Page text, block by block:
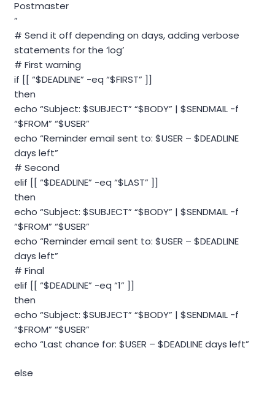
Postmaster
”
# Send it off depending on days, adding verbose
statements for the ‘log’
# First warning
if [[ “$DEADLINE” -eq “$FIRST” ]]
then
echo “Subject: $SUBJECT” “$BODY” | $SENDMAIL -f
“$FROM” “$USER”
echo “Reminder email sent to: $USER – $DEADLINE
days left”
# Second
elif [[ “$DEADLINE” -eq “$LAST” ]]
then
echo “Subject: $SUBJECT” “$BODY” | $SENDMAIL -f
“$FROM” “$USER”
echo “Reminder email sent to: $USER – $DEADLINE
days left”
# Final
elif [[ “$DEADLINE” -eq “1” ]]
then
echo “Subject: $SUBJECT” “$BODY” | $SENDMAIL -f
“$FROM” “$USER”
echo “Last chance for: $USER – $DEADLINE days left”
else